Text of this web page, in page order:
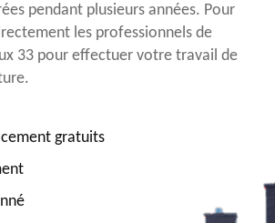
pendant plusieurs années. Pour
les professionnels de
33 pour effectuer votre travail de
gratuits